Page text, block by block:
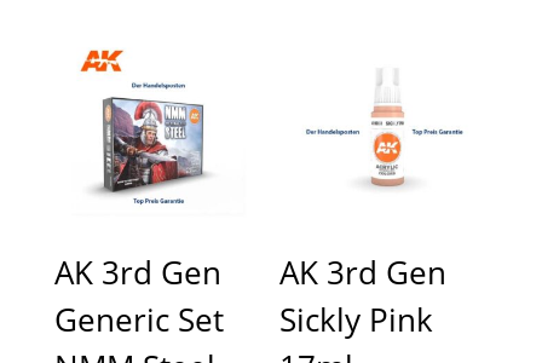
AK 3rd Gen
Generic Set
AK 3rd Gen
Sickly Pink